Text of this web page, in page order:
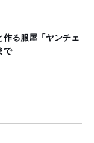
作る服屋「ヤンチェ
で